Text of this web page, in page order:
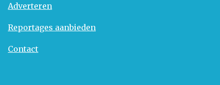
Adverteren
Reportages aanbieden
Contact